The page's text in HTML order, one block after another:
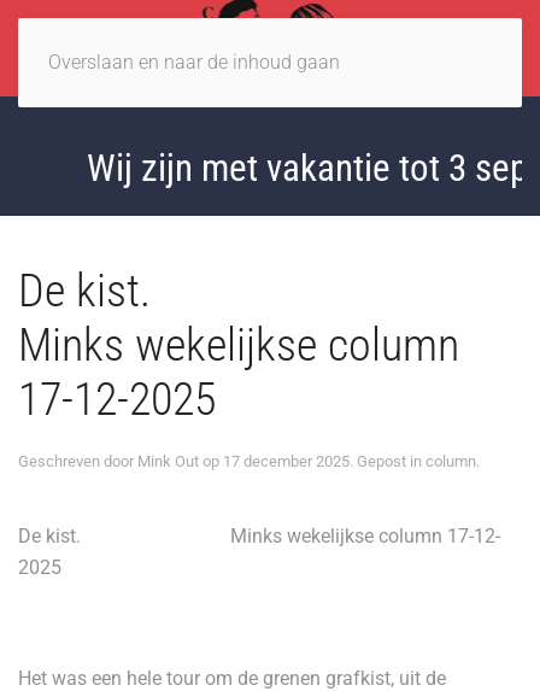
Overslaan en naar de inhoud gaan
Wij zijn met vakantie tot 3
De kist.
Minks wekelijkse column
17-12-2025
Geschreven door Mink Out op 17 december 2025. Gepost in column.
De kist. Minks wekelijkse column 17-12-
2025
Het was een hele tour om de grenen grafkist, uit de